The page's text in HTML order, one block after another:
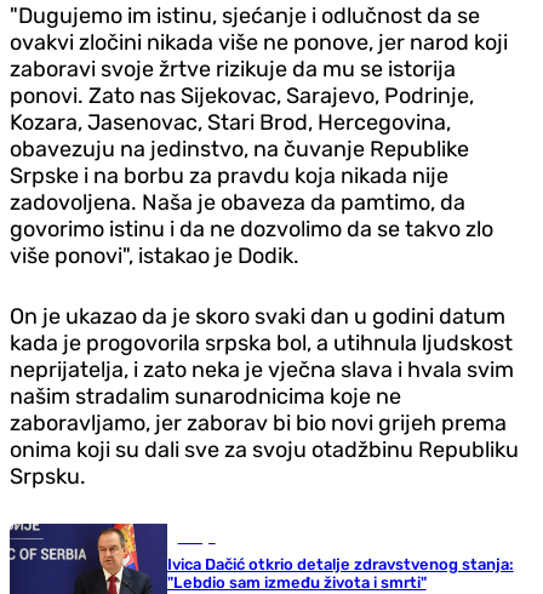
"Dugujemo im istinu, sjećanje i odlučnost da se
ovakvi zločini nikada više ne ponove, jer narod koji
zaboravi svoje žrtve rizikuje da mu se istorija
ponovi. Zato nas Sijekovac, Sarajevo, Podrinje,
Kozara, Jasenovac, Stari Brod, Hercegovina,
obavezuju na jedinstvo, na čuvanje Republike
Srpske i na borbu za pravdu koja nikada nije
zadovoljena. Naša je obaveza da pamtimo, da
govorimo istinu i da ne dozvolimo da se takvo zlo
više ponovi", istakao je Dodik.
On je ukazao da je skoro svaki dan u godini datum
kada je progovorila srpska bol, a utihnula ljudskost
neprijatelja, i zato neka je vječna slava i hvala svim
našim stradalim sunarodnicima koje ne
zaboravljamo, jer zaborav bi bio novi grijeh prema
onima koji su dali sve za svoju otadžbinu Republiku
Srpsku.
Ivica Dačić otkrio detalje zdravstvenog stanja:
"Lebdio sam između života i smrti"